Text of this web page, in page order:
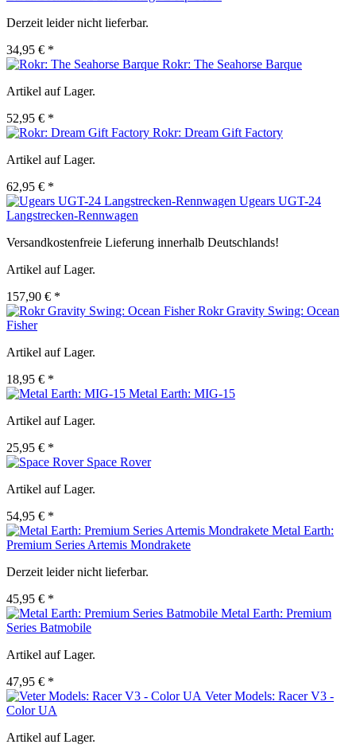
Derzeit leider nicht lieferbar.
34,95 € *
Rokr: The Seahorse Barque
Artikel auf Lager.
52,95 € *
Rokr: Dream Gift Factory
Artikel auf Lager.
62,95 € *
Ugears UGT-24
Langstrecken-Rennwagen
Versandkostenfreie Lieferung innerhalb Deutschlands!
Artikel auf Lager.
157,90 € *
Rokr Gravity Swing: Ocean
Fisher
Artikel auf Lager.
18,95 € *
Metal Earth: MIG-15
Artikel auf Lager.
25,95 € *
Space Rover
Artikel auf Lager.
54,95 € *
Metal Earth:
Premium Series Artemis Mondrakete
Derzeit leider nicht lieferbar.
45,95 € *
Metal Earth: Premium
Series Batmobile
Artikel auf Lager.
47,95 € *
Veter Models: Racer V3 -
Color UA
Artikel auf Lager.